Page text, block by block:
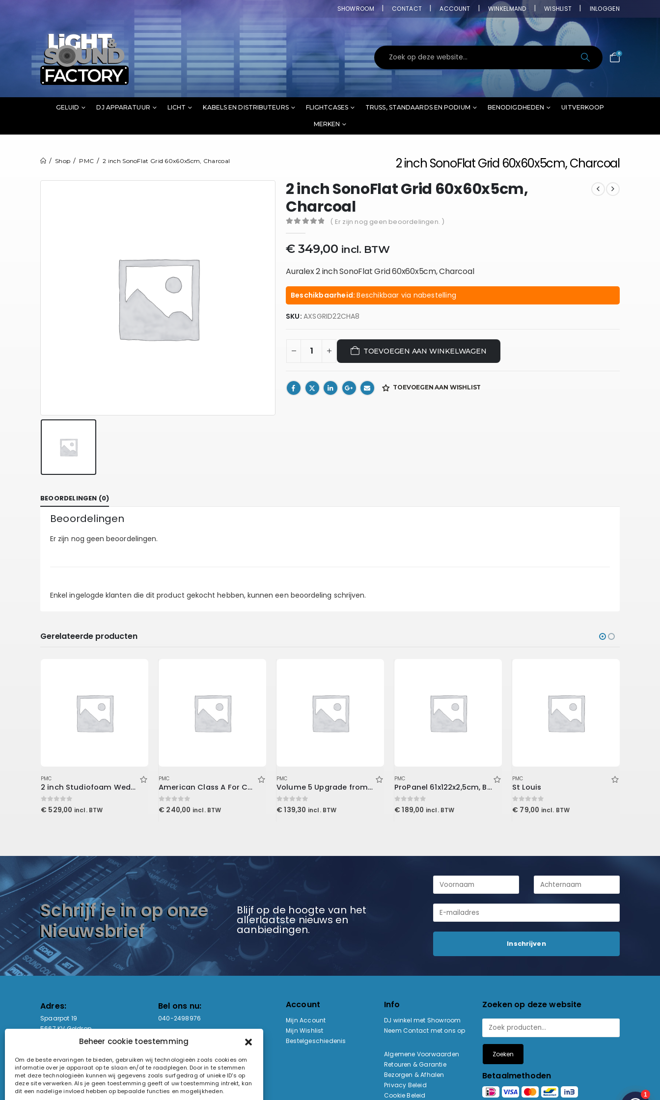
Beheer cookie toestemming
Om de beste ervaringen te bieden, gebruiken wij technologieën zoals cookies om
informatie over je apparaat op te slaan en/of te raadplegen. Door in te stemmen
met deze technologieën kunnen wij gegevens zoals surfgedrag of unieke ID's op
deze site verwerken. Als je geen toestemming geeft of uw toestemming intrekt, kan
dit een nadelige invloed hebben op bepaalde functies en mogelijkheden.
SHOWROOM CONTACT ACCOUNT WINKELMAND WISHLIST INLOGGEN
0
GELUID DJ APPARATUUR LICHT KABELS EN DISTRIBUTEURS FLIGHTCASES TRUSS, STANDAARDS EN PODIUM BENODIGDHEDEN UITVERKOOP
MERKEN
2 inch SonoFlat Grid 60x60x5cm, Charcoal
Shop PMC 2 inch SonoFlat Grid 60x60x5cm, Charcoal
2 inch SonoFlat Grid 60x60x5cm,
Charcoal
( Er zijn nog geen beoordelingen. )
€349,00 incl. BTW
Auralex 2 inch SonoFlat Grid 60x60x5cm, Charcoal
Beschikbaarheid:Beschikbaar via nabestelling
SKU: AXSGRID22CHA8
TOEVOEGEN AAN WINKELWAGEN
TOEVOEGEN AAN WISHLIST
BEOORDELINGEN (0)
Beoordelingen
Er zijn nog geen beoordelingen.
Enkel ingelogde klanten die dit product gekocht hebben, kunnen een beoordeling schrijven.
Gerelateerde producten
PMC
2 inch Studiofoam Wedge, 12-Pack 12-61x122cm panel, Burgundy
0out of 5
€ 529,00 incl. BTW
PMC
American Class A For Console1
0out of 5
€ 240,00 incl. BTW
PMC
Volume 5 Upgrade from Volume 3 (Download)
0out of 5
€ 139,30 incl. BTW
PMC
ProPanel 61x122x2,5cm, Beveled Edge, Slate
0out of 5
€ 189,00 incl. BTW
PMC
St Louis
0out of 5
€ 79,00 incl. BTW
Schrijf je in op onze
Nieuwsbrief
Blijf op de hoogte van het
allerlaatste nieuws en
aanbiedingen.
Adres:
Spaarpot 19
5667 KV Geldrop
Bel ons nu:
040-2498976
sales@lightandsound.store
Openingstijden:
Ma - Vr: 09:00-17:00
Za: Enkel op afspraak
KvK-nummer: 60857196
Btw-nummer: NL854090368B01
Account
Mijn Account
Mijn Wishlist
Bestelgeschiedenis
Info
DJ winkel met Showroom
Neem Contact met ons op
Algemene Voorwaarden
Retouren & Garantie
Bezorgen & Afhalen
Privacy Beleid
Cookie Beleid
Zoeken op deze website
Zoeken
Betaalmethoden